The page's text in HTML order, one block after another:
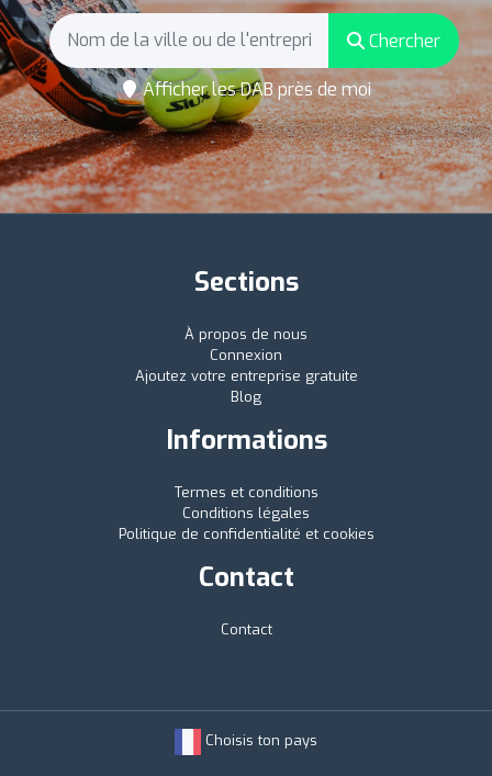
Chercher
Afficher les DAB près de moi
Sections
À propos de nous
Connexion
Ajoutez votre entreprise gratuite
Blog
Informations
Termes et conditions
Conditions légales
Politique de confidentialité et cookies
Contact
Contact
Choisis ton pays